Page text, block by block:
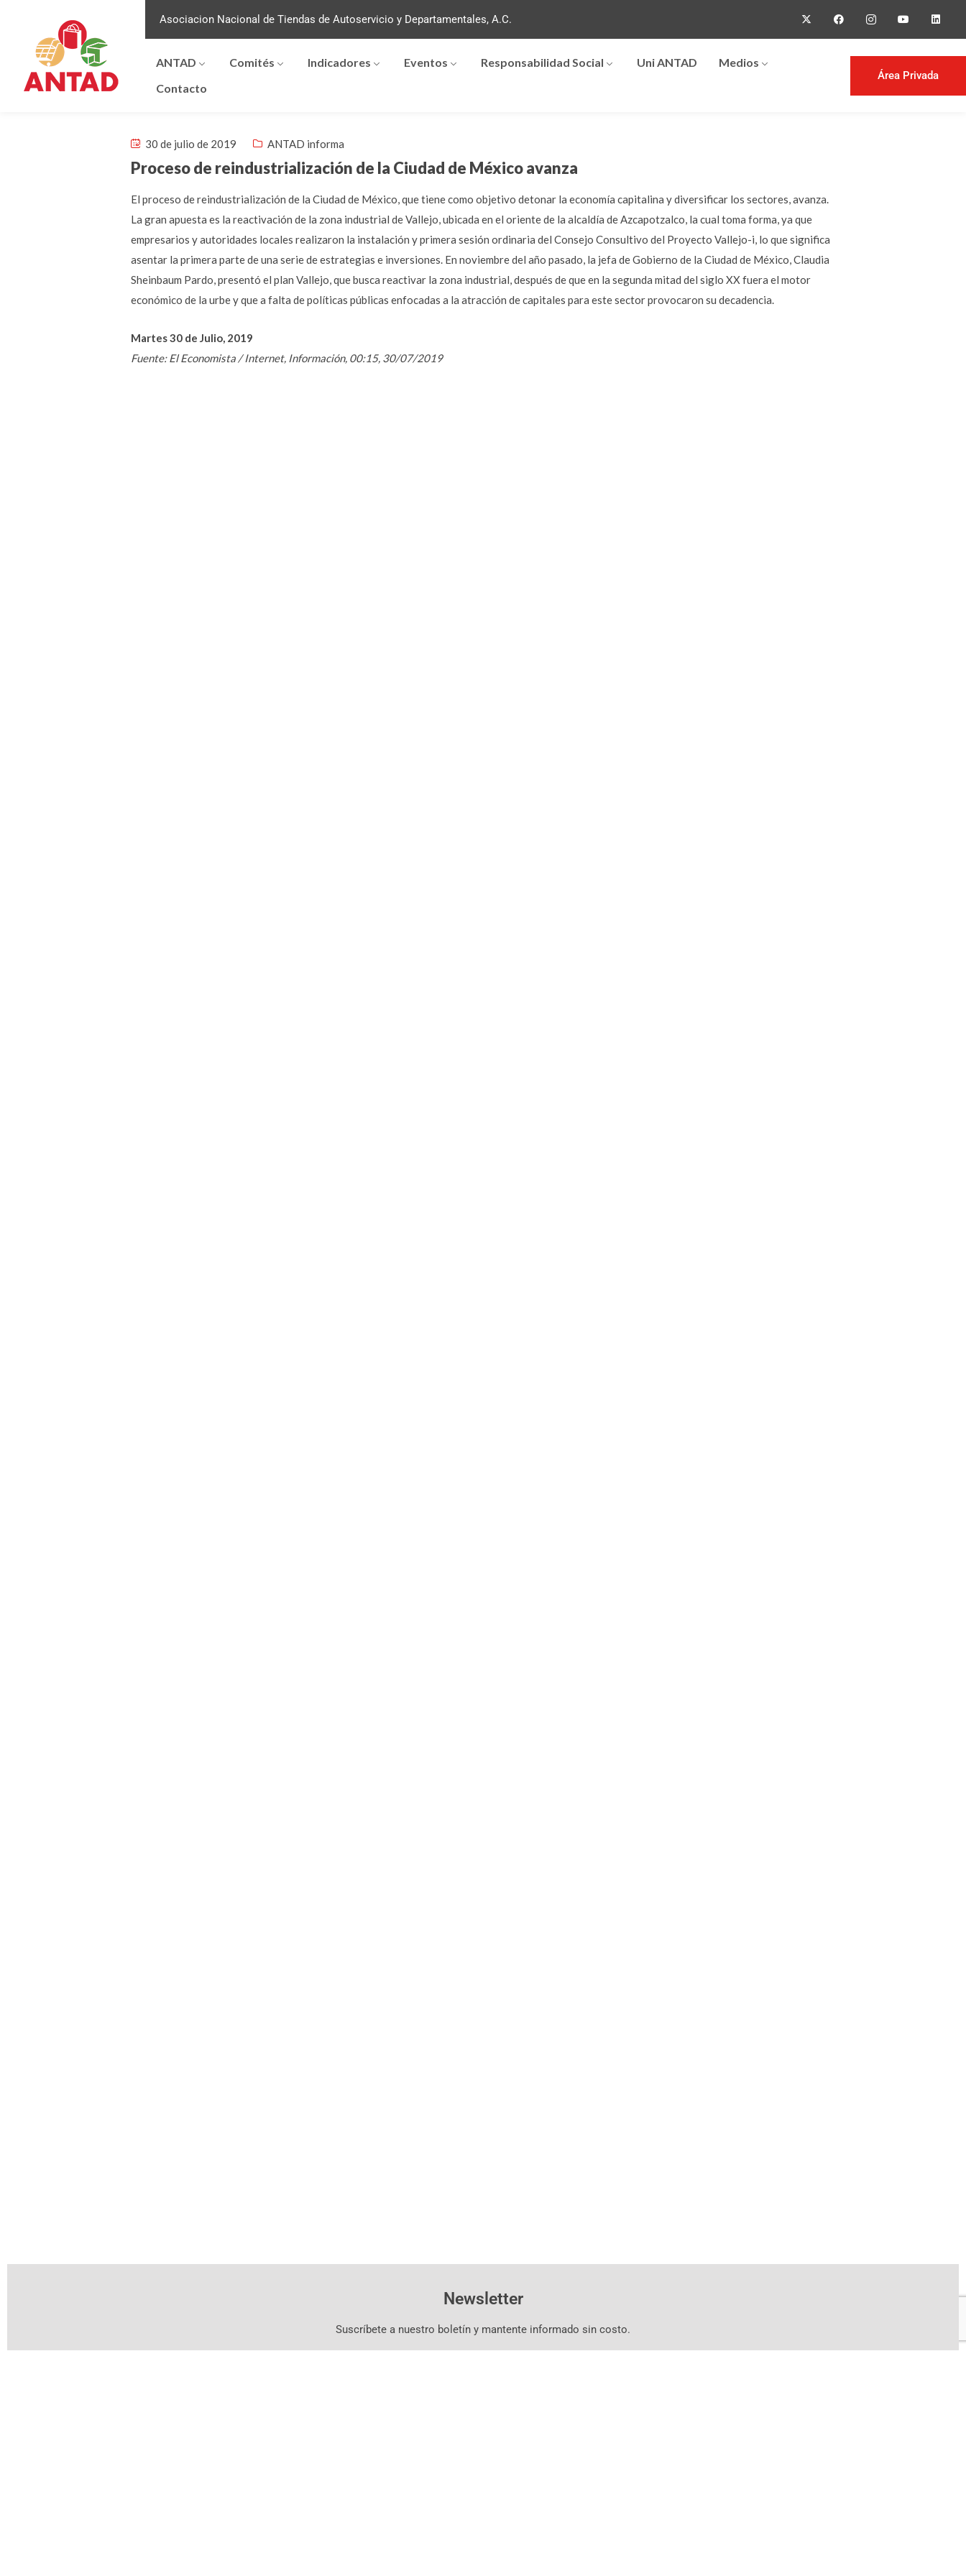
Asociacion Nacional de Tiendas de Autoservicio y Departamentales, A.C.
ANTAD Comités Indicadores Eventos Responsabilidad Social Uni ANTAD
Medios
Contacto
Área Privada
30 de julio de 2019 ANTAD informa
Proceso de reindustrialización de la Ciudad de México avanza
El proceso de reindustrialización de la Ciudad de México, que tiene como objetivo detonar la economía capitalina y diversificar los sectores, avanza.
La gran apuesta es la reactivación de la zona industrial de Vallejo, ubicada en el oriente de la alcaldía de Azcapotzalco, la cual toma forma, ya que
empresarios y autoridades locales realizaron la instalación y primera sesión ordinaria del Consejo Consultivo del Proyecto Vallejo-i, lo que significa
asentar la primera parte de una serie de estrategias e inversiones. En noviembre del año pasado, la jefa de Gobierno de la Ciudad de México, Claudia
Sheinbaum Pardo, presentó el plan Vallejo, que busca reactivar la zona industrial, después de que en la segunda mitad del siglo XX fuera el motor
económico de la urbe y que a falta de políticas públicas enfocadas a la atracción de capitales para este sector provocaron su decadencia.
Martes 30 de Julio, 2019
Fuente: El Economista / Internet, Información, 00:15, 30/07/2019
Newsletter
Suscríbete a nuestro boletín y mantente informado sin costo.